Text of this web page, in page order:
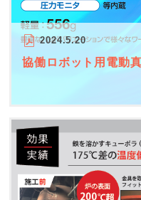
2024.5.20
協働ロボット用電動